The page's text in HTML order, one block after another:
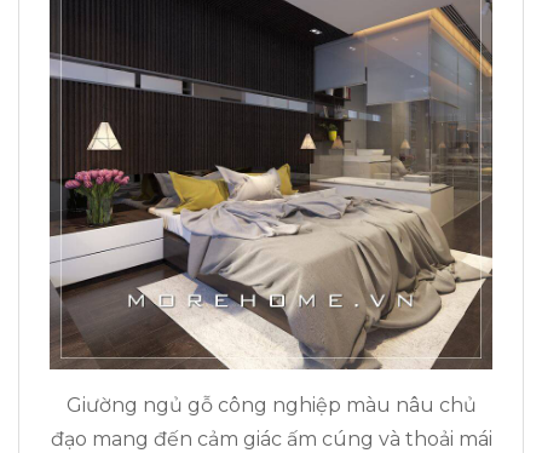
Giường ngủ gỗ công nghiệp màu nâu chủ
đạo mang đến cảm giác ấm cúng và thoải mái